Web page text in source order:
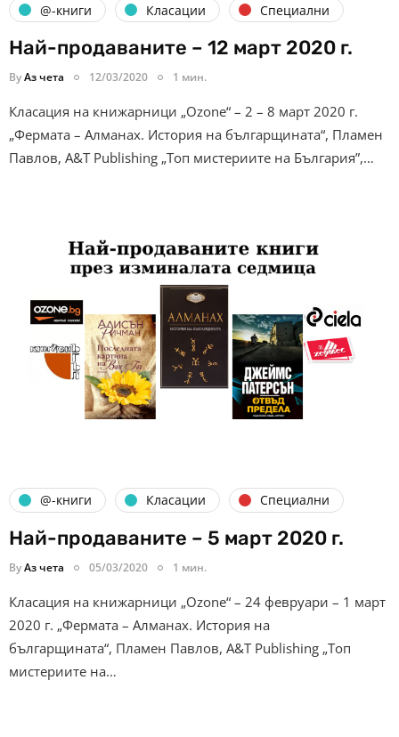
@-книги Класации Специални
Най-продаваните – 12 март 2020 г.
ByАз чета 12/03/2020 1 мин.
Класация на книжарници „Ozone“ – 2 – 8 март 2020 г.
„Фермата – Алманах. История на българщината“, Пламен
Павлов, A&T Publishing „Топ мистериите на България”,…
@-книги Класации Специални
Най-продаваните – 5 март 2020 г.
ByАз чета 05/03/2020 1 мин.
Класация на книжарници „Ozone“ – 24 февруари – 1 март
2020 г. „Фермата – Алманах. История на
българщината“, Пламен Павлов, A&T Publishing „Топ
мистериите на…